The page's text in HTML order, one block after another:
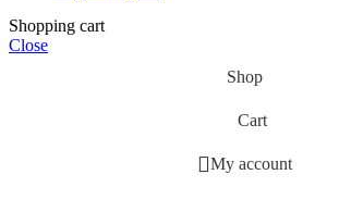
Shopping cart
Close
Shop
Cart
My account